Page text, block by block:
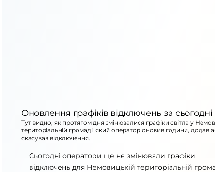
Оновлення графіків відключень за сьогодні
Тут видно, як протягом дня змінювалися графіки світла у
територіальній громаді: який оператор оновив години, додав
скасував відключення.
Сьогодні оператори ще не змінювали графіки
відключень для Немовицькій територіальній